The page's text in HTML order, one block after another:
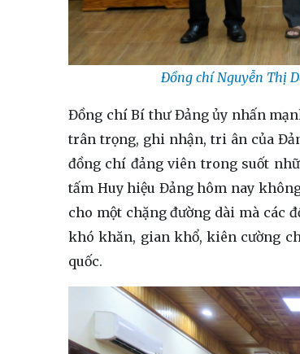
Đồng chí Nguyễn Thị
Đồng chí Bí thư Đảng ủy nhấn
trân trọng, ghi nhận, tri ân của
đồng chí đảng viên trong suốt
tấm Huy hiệu Đảng hôm nay
cho một chặng đường dài mà các
khó khăn, gian khổ, kiên cường
quốc.